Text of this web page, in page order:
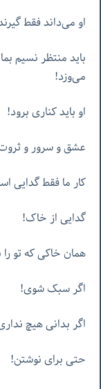
او می‌داند فقط
باید منتظر نسیم
می‌وزد!
او باید کناری برود!
عشق و سرور و
کار ما فقط گدایی
گدایی از خاک!
همان خاکی که تو
اگر سبک شوی!
اگر بدانی هیچ
حتی برای نوشتن!